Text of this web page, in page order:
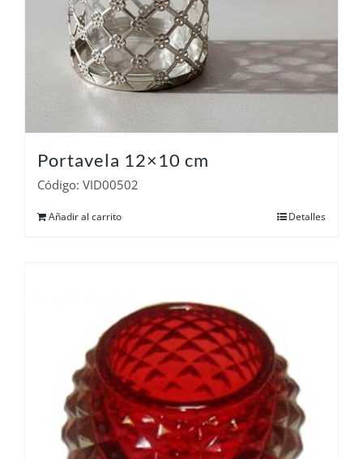
Portavela 12×10 cm
Código: VID00502
Añadir al carrito Detalles